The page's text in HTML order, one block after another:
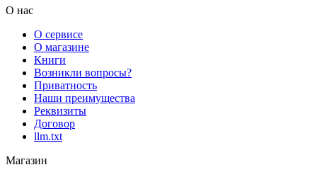
О нас
О сервисе
О магазине
Книги
Возникли вопросы?
Приватность
Наши преимущества
Реквизиты
Договор
llm.txt
Магазин